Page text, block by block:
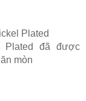
Plated
Plated đã được
mòn